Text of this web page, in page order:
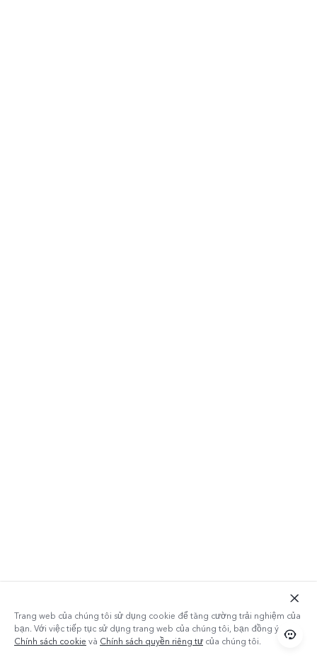
ROM 64GB
Trang web của chúng tôi sử dụng cookie để tăng cường trải nghiệm của
bạn. Với việc tiếp tục sử dụng trang web của chúng tôi, bạn đồng ý với
Chính sách cookie và Chính sách quyền riêng tư của chúng tôi.